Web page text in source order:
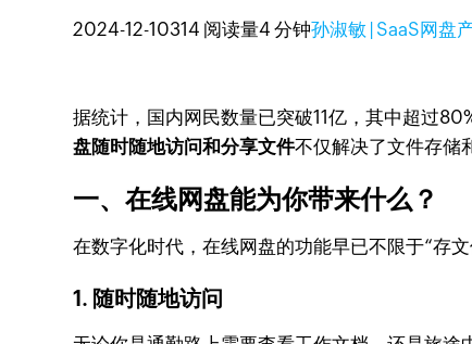
2024-12-10314 阅读量4 分钟孙淑敏 | SaaS网盘
据统计，国内网民数量已突破11亿，其中超过
盘随时随地访问和分享文件不仅解决了文件存储
一、在线网盘能为你带来什么？
在数字化时代，在线网盘的功能早已不限于“存
1. 随时随地访问